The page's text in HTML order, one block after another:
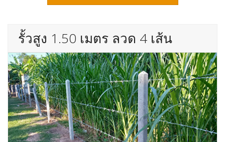
รั้วสูง 1.50 เมตร ลวด 4 เส้น